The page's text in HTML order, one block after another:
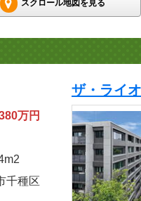
スクロール地図を見る
万円
2
千種区
ザ・ライ